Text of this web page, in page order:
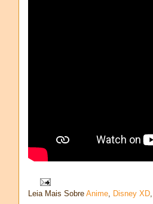
Leia Mais Sobre Anime, Disney XD,